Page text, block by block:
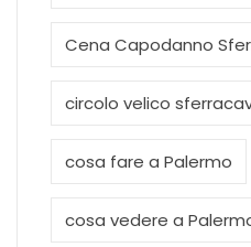
Cena Capodanno
circolo velico
cosa fare a Palermo
cosa vedere a